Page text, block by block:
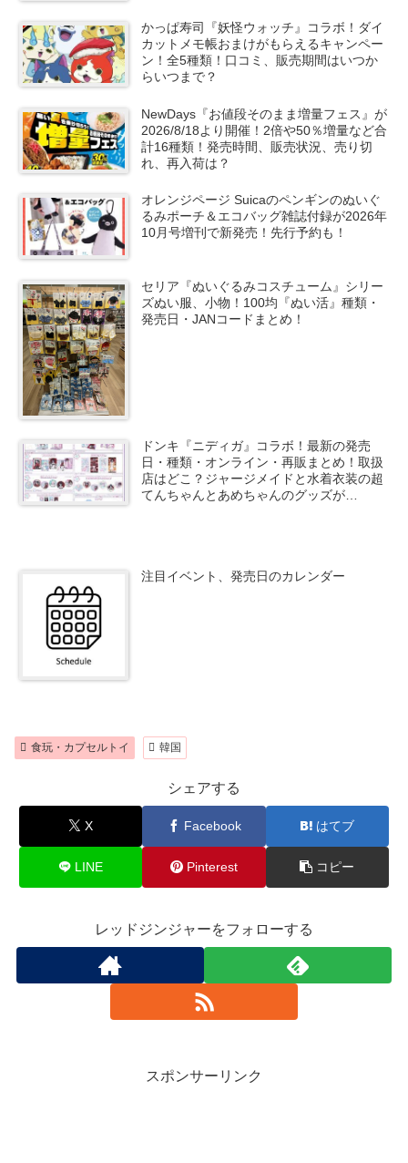
かっぱ寿司『妖怪ウォッチ』コラボ！ダイ
カットメモ帳おまけがもらえるキャンペー
ン！全5種類！口コミ、販売期間はいつか
らいつまで？
NewDays『お値段そのまま増量フェス』が
2026/8/18より開催！2倍や50％増量など合
計16種類！発売時間、販売状況、売り切
れ、再入荷は？
オレンジページ Suicaのペンギンのぬいぐ
るみポーチ＆エコバッグ雑誌付録が2026年
10月号増刊で新発売！先行予約も！
セリア『ぬいぐるみコスチューム』シリー
ズぬい服、小物！100均『ぬい活』種類・
発売日・JANコードまとめ！
ドンキ『ニディガ』コラボ！最新の発売
日・種類・オンライン・再販まとめ！取扱
店はどこ？ジャージメイドと水着衣装の超
てんちゃんとあめちゃんのグッズが
注目イベント、発売日のカレンダー
食玩・カプセルトイ 韓国
シェアする
X Facebook はてブ
LINE Pinterest コピー
レッドジンジャーをフォローする
スポンサーリンク